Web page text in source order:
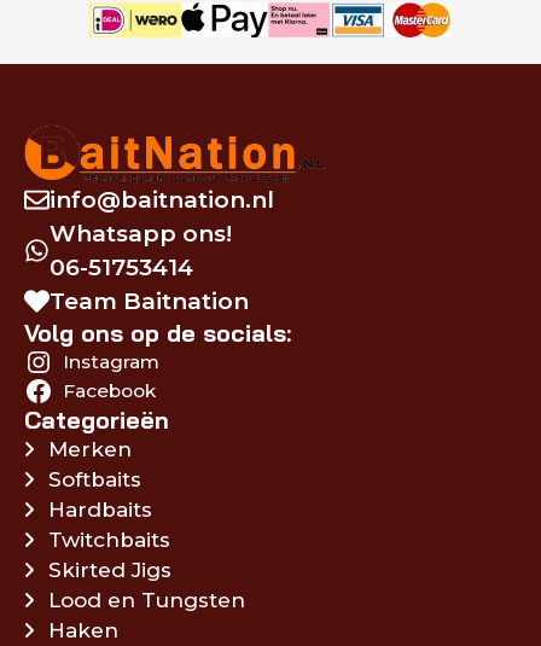
info@baitnation.nl
Whatsapp ons!
06-51753414
Team Baitnation
Volg ons op de socials:
Instagram
Facebook
Categorieën
Merken
Softbaits
Hardbaits
Twitchbaits
Skirted Jigs
Lood en Tungsten
Haken